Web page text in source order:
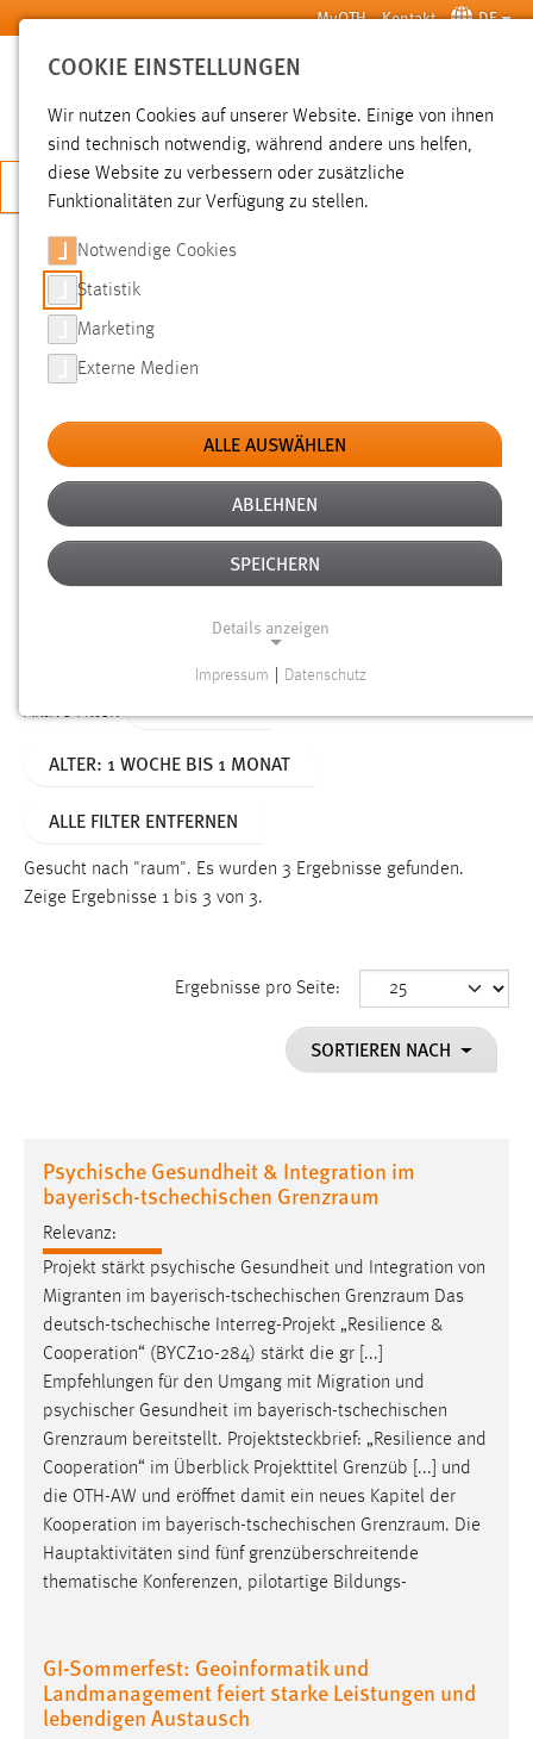
Zum Hauptinhalt springen MyOTH Kontakt DE
SUCHE
JETZT BEWERBEN
SUCHE
FILTER
Typ
Erstellungsdatum
Alter
Aktive Filter:
ALTER: 1 WOCHE BIS 1 MONAT
ALLE FILTER ENTFERNEN
Gesucht nach "raum". Es wurden 3 Ergebnisse gefunden.
Zeige Ergebnisse 1 bis 3 von 3.
Ergebnisse pro Seite:
SORTIEREN NACH
Psychische Gesundheit & Integration im
bayerisch-tschechischen Grenzraum
Relevanz:
Projekt stärkt psychische Gesundheit und Integration von
Migranten im bayerisch-tschechischen Grenzraum Das
deutsch-tschechische Interreg-Projekt „Resilience &
Cooperation“ (BYCZ10-284) stärkt die gr [...]
Empfehlungen für den Umgang mit Migration und
psychischer Gesundheit im bayerisch-tschechischen
Grenzraum bereitstellt. Projektsteckbrief: „Resilience and
Cooperation“ im Überblick Projekttitel Grenzüb [...] und
die OTH-AW und eröffnet damit ein neues Kapitel der
Kooperation im bayerisch-tschechischen Grenzraum. Die
Hauptaktivitäten sind fünf grenzüberschreitende
thematische Konferenzen, pilotartige Bildungs-
GI-Sommerfest: Geoinformatik und
Landmanagement feiert starke Leistungen und
lebendigen Austausch
COOKIE EINSTELLUNGEN
Wir nutzen Cookies auf unserer Website. Einige von ihnen
sind technisch notwendig, während andere uns helfen,
diese Website zu verbessern oder zusätzliche
Funktionalitäten zur Verfügung zu stellen.
Notwendige Cookies
Statistik
Marketing
Externe Medien
ALLE AUSWÄHLEN
ABLEHNEN
SPEICHERN
Details anzeigen
Funktionen und sind für die einwandfreie Funktion der
Name:
Dieser Cookie speichert die ausgewählten Einverständnis-
Performance
Name:
staticfilecache
Zweck:
Für performante Seitenauslieferung wird in diesem Cookie
gespeichert, ob man eingeloggt ist.
Sprachpräferenz
Name:
site-language-preference
Zweck:
Das Cookie speichert die gewählte Sprache der Website.
Cookie Laufzeit:
Chat
Name:
Impressum Datenschutz